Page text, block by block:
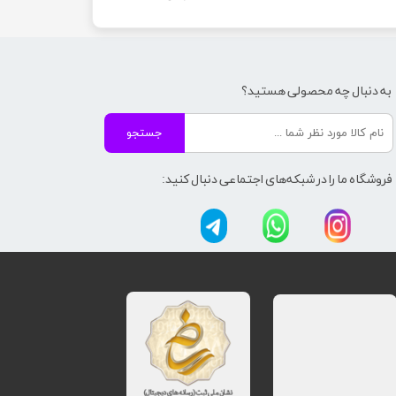
به دنبال چه محصولی هستید؟
جستجو
فروشگاه ما را در شبکه‌های اجتماعی دنبال کنید: